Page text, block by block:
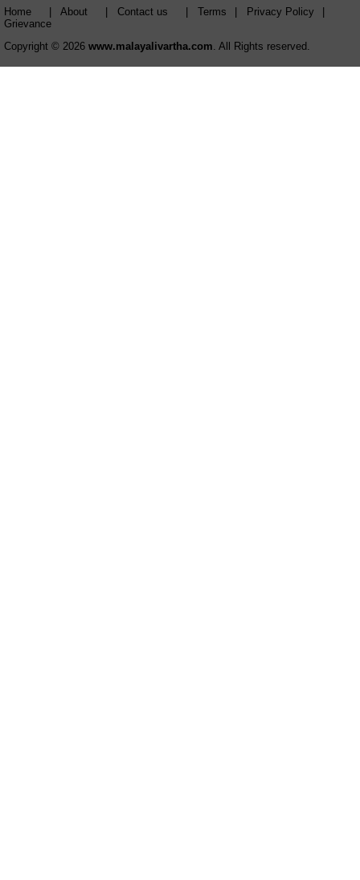
Home About Contact us Terms Privacy Policy
Grievance
Copyright © 2026 www.malayalivartha.com . All Rights reserved.